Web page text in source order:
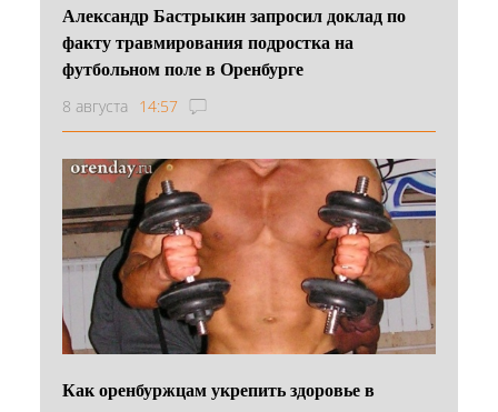
Александр Бастрыкин запросил доклад по
факту травмирования подростка на
футбольном поле в Оренбурге
8 августа 14:57
Как оренбуржцам укрепить здоровье в